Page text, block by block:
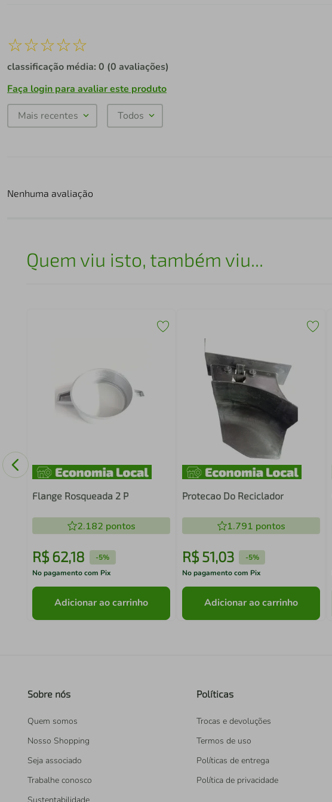
☆☆☆☆☆
classificação média: 0 (0 avaliações)
Faça login para avaliar este produto
Mais recentes Todos
Nenhuma avaliação
Quem viu isto, também viu...
Flange Rosqueada 2 P
2.182 pontos
R$ 62,18 -5%
No pagamento com Pix
Adicionar ao carrinho
Protecao Do Reciclador
1.791 pontos
R$ 51,03 -5%
No pagamento com Pix
Adicionar ao carrinho
Sobre nós
Quem somos
Nosso Shopping
Seja associado
Trabalhe conosco
Políticas
Trocas e devoluções
Termos de uso
Políticas de entrega
Política de privacidade